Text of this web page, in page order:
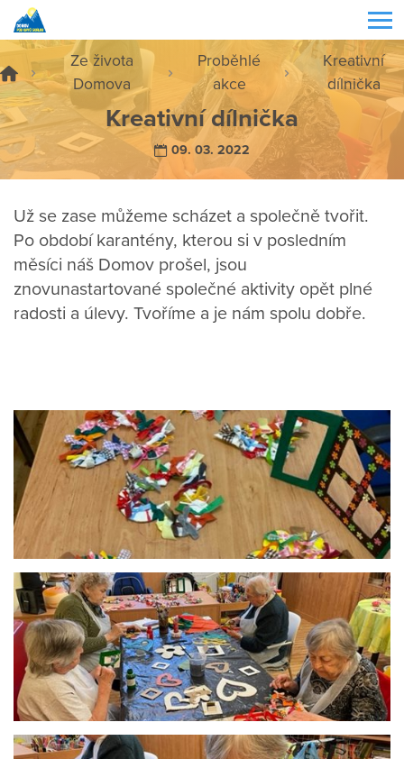
Ze života
Domova
Proběhlé
akce
Kreativní
dílnička
Kreativní dílnička
09. 03. 2022
Už se zase můžeme scházet a společně tvořit.
Po období karantény, kterou si v posledním
měsíci náš Domov prošel, jsou
znovunastartované společné aktivity opět plné
radosti a úlevy. Tvoříme a je nám spolu dobře.